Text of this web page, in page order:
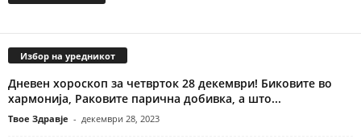
Избор на уредникот
Дневен хороскоп за четврток 28 декември! Биковите во
хармонија, Раковите парична добивка, а што...
Твое Здравје - декември 28, 2023